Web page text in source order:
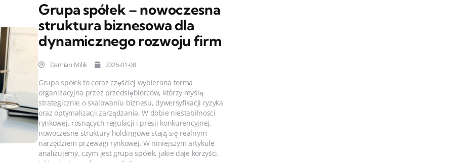
Grupa spółek – nowoczesna
struktura biznesowa dla
dynamicznego rozwoju firm
Damian Milik 2026-01-08
Grupa spółek to coraz częściej wybierana forma
organizacyjna przez przedsiębiorców, którzy myślą
strategicznie o skalowaniu biznesu, dywersyfikacji ryzyka
oraz optymalizacji zarządzania. W dobie niestabilności
rynkowej, rosnących regulacji i presji konkurencyjnej,
nowoczesne struktury holdingowe stają się realnym
narzędziem przewagi rynkowej. W niniejszym artykule
analizujemy, czym jest grupa spółek, jakie daje korzyści,